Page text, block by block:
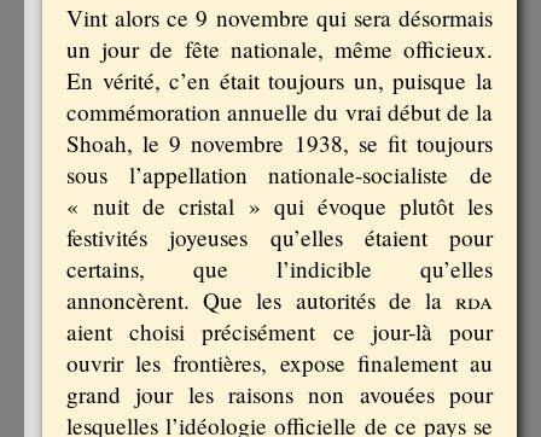
Vint alors ce 9 novembre qui sera désormais
un jour de fête nationale, même officieux.
En vérité, c’en était toujours un, puisque la
commémoration annuelle du vrai début de la
Shoah, le 9 novembre 1938, se fit toujours
sous l’appellation nationale-socialiste de
« nuit de cristal » qui évoque plutôt les
festivités joyeuses qu’elles étaient pour
certains, que l’indicible qu’elles
annoncèrent. Que les autorités de la rda
aient choisi précisément ce jour-là pour
ouvrir les frontières, expose finalement au
grand jour les raisons non avouées pour
lesquelles l’idéologie officielle de ce pays se